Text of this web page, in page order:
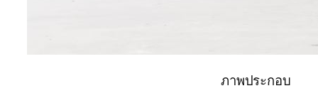
ภาพประกอบ